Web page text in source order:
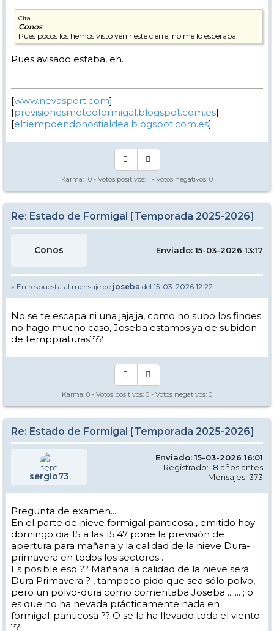
Cita
Conos
Pues pocos los hemos visto venir este cierre, no me lo esperaba.
Pues avisado estaba, eh.
[www.nevasport.com]
[previsionesmeteoformigal.blogspot.com.es]
[eltiempoendonostialdea.blogspot.com.es]
Karma: 10 - Votos positivos: 1 - Votos negativos: 0
Re: Estado de Formigal [Temporada 2025-2026]
Conos Enviado: 15-03-2026 13:17
» En respuesta al mensaje de joseba del 15-03-2026 12:22
No se te escapa ni una jajajja, como no subo los findes
no hago mucho caso, Joseba estamos ya de subidon
de temppraturas???
Karma: 0 - Votos positivos: 0 - Votos negativos: 0
Re: Estado de Formigal [Temporada 2025-2026]
sergio73
Enviado: 15-03-2026 16:01
Registrado: 18 años antes
Mensajes: 373
Pregunta de examen....
En el parte de nieve formigal panticosa , emitido hoy
domingo dia 15 a las 15:47 pone la previsión de
apertura para mañana y la calidad de la nieve Dura-
primavera en todos los sectores .
Es posible eso ?? Mañana la calidad de la nieve será
Dura Primavera ? , tampoco pido que sea sólo polvo,
pero un polvo-dura como comentaba Joseba ....... ; o
es que no ha nevada prácticamente nada en
formigal-panticosa ?? O se la ha llevado toda el viento
??